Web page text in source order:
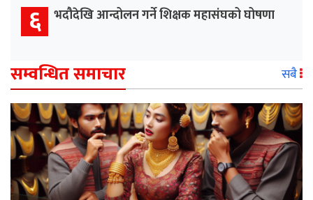
६ भदौदेखि आन्दोलन गर्ने शिक्षक महासंघको घोषणा
सम्वन्धित समाचार सबै